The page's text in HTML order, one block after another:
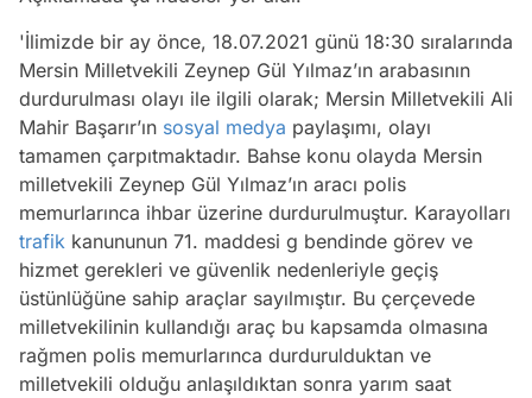
'İlimizde bir ay önce, 18.07.2021 günü 18:30 sıralarında
Mersin Milletvekili Zeynep Gül Yılmaz’ın arabasının
durdurulması olayı ile ilgili olarak; Mersin Milletvekili Ali
Mahir Başarır’ın sosyal medya paylaşımı, olayı
tamamen çarpıtmaktadır. Bahse konu olayda Mersin
milletvekili Zeynep Gül Yılmaz’ın aracı polis
memurlarınca ihbar üzerine durdurulmuştur. Karayolları
trafik kanununun 71. maddesi g bendinde görev ve
hizmet gerekleri ve güvenlik nedenleriyle geçiş
üstünlüğüne sahip araçlar sayılmıştır. Bu çerçevede
milletvekilinin kullandığı araç bu kapsamda olmasına
rağmen polis memurlarınca durdurulduktan ve
milletvekili olduğu anlaşıldıktan sonra yarım saat